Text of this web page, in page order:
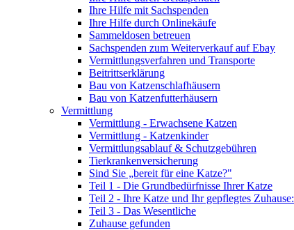
Ihre Hilfe mit Sachspenden
Ihre Hilfe durch Onlinekäufe
Sammeldosen betreuen
Sachspenden zum Weiterverkauf auf Ebay
Vermittlungsverfahren und Transporte
Beitrittserklärung
Bau von Katzenschlafhäusern
Bau von Katzenfutterhäusern
Vermittlung
Vermittlung - Erwachsene Katzen
Vermittlung - Katzenkinder
Vermittlungsablauf & Schutzgebühren
Tierkrankenversicherung
Sind Sie „bereit für eine Katze?"
Teil 1 - Die Grundbedürfnisse Ihrer Katze
Teil 2 - Ihre Katze und Ihr gepflegtes Zuhause:
Teil 3 - Das Wesentliche
Zuhause gefunden